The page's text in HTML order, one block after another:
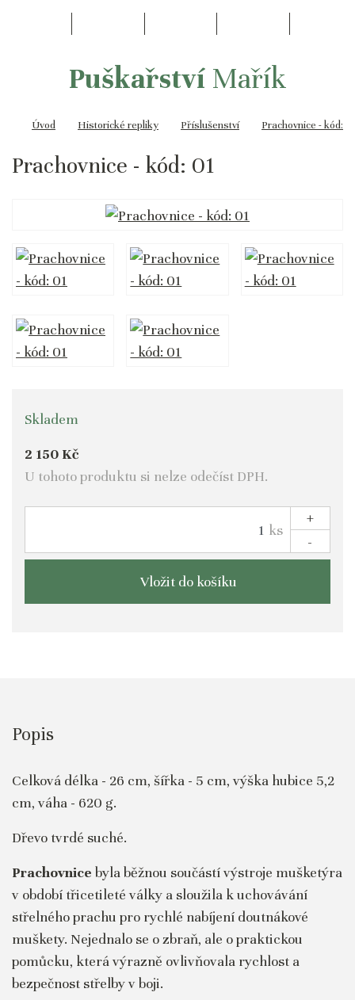
Puškařství Mařík
Úvod Historické repliky Příslušenství Prachovnice - kód:
Prachovnice - kód: 01
Skladem
2 150 Kč
U tohoto produktu si nelze odečíst DPH.
ks
+
-
Vložit do košíku
Popis
Celková délka - 26 cm, šířka - 5 cm, výška hubice 5,2
cm, váha - 620 g.
Dřevo tvrdé suché.
Prachovnice byla běžnou součástí výstroje mušketýra
v období třicetileté války a sloužila k uchovávání
střelného prachu pro rychlé nabíjení doutnákové
muškety. Nejednalo se o zbraň, ale o praktickou
pomůcku, která výrazně ovlivňovala rychlost a
bezpečnost střelby v boji.